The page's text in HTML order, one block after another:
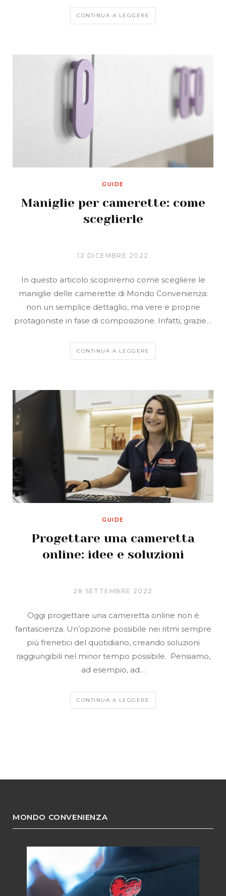
CONTINUA A LEGGERE
GUIDE
Maniglie per camerette: come
sceglierle
12 DICEMBRE 2022
In questo articolo scopriremo come scegliere le
maniglie delle camerette di Mondo Convenienza:
non un semplice dettaglio, ma vere e proprie
protagoniste in fase di composizione. Infatti, grazie…
CONTINUA A LEGGERE
GUIDE
Progettare una cameretta
online: idee e soluzioni
28 SETTEMBRE 2022
Oggi progettare una cameretta online non è
fantascienza. Un’opzione possibile nei ritmi sempre
più frenetici del quotidiano, creando soluzioni
raggiungibili nel minor tempo possibile. Pensiamo,
ad esempio, ad…
CONTINUA A LEGGERE
MONDO CONVENIENZA